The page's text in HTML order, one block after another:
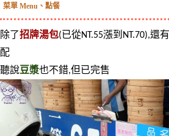
菜單 Menu、點餐
除了 招牌湯包(已從NT.55漲到NT.70),還有
配
聽說豆漿也不錯,但已完售